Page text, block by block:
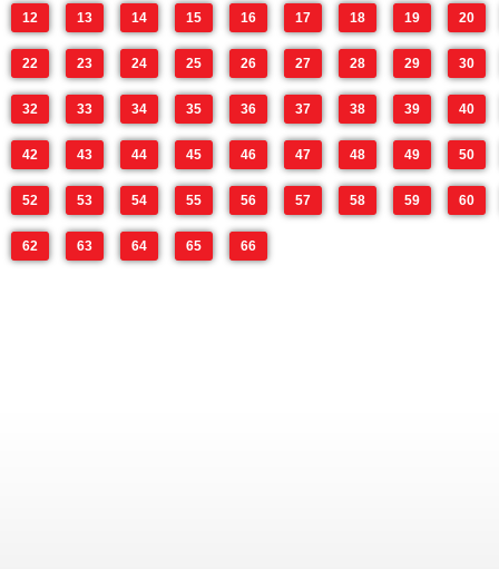
12 13 14 15 16 17 18 19 20
22 23 24 25 26 27 28 29 30
32 33 34 35 36 37 38 39 40
42 43 44 45 46 47 48 49 50
52 53 54 55 56 57 58 59 60
62 63 64 65 66